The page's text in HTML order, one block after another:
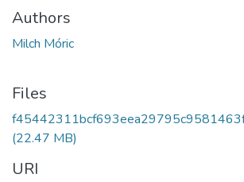
Authors
Milch Móric
Files
(22.47 MB)
URI